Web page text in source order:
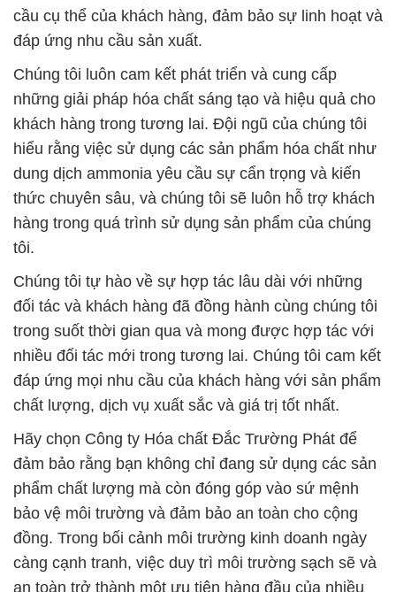
khách hàng trong tương lai. Đội ngũ của chúng tôi
hiểu rằng việc sử dụng các sản phẩm hóa chất như
dung dịch ammonia yêu cầu sự cẩn trọng và kiến
thức chuyên sâu, và chúng tôi sẽ luôn hỗ trợ khách
hàng trong quá trình sử dụng sản phẩm của chúng
tôi.
Chúng tôi tự hào về sự hợp tác lâu dài với những
đối tác và khách hàng đã đồng hành cùng chúng tôi
trong suốt thời gian qua và mong được hợp tác với
nhiều đối tác mới trong tương lai. Chúng tôi cam kết
đáp ứng mọi nhu cầu của khách hàng với sản phẩm
chất lượng, dịch vụ xuất sắc và giá trị tốt nhất.
Hãy chọn Công ty Hóa chất Đắc Trường Phát để
đảm bảo rằng bạn không chỉ đang sử dụng các sản
phẩm chất lượng mà còn đóng góp vào sứ mệnh
bảo vệ môi trường và đảm bảo an toàn cho cộng
đồng. Trong bối cảnh môi trường kinh doanh ngày
càng cạnh tranh, việc duy trì môi trường sạch sẽ và
an toàn trở thành một ưu tiên hàng đầu của nhiều
doanh nghiệp, và chúng tôi sẽ đồng hành cùng bạn
trong việc lựa chọn và sử dụng các sản phẩm hóa
chất của chúng tôi. Công ty Hóa chất Đắc Trường
Phát đã xây dựng một danh tiếng vững chắc trong